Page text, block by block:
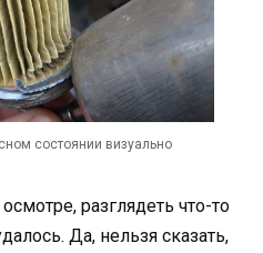
состоянии визуально
разглядеть что-то
Да, нельзя сказать,